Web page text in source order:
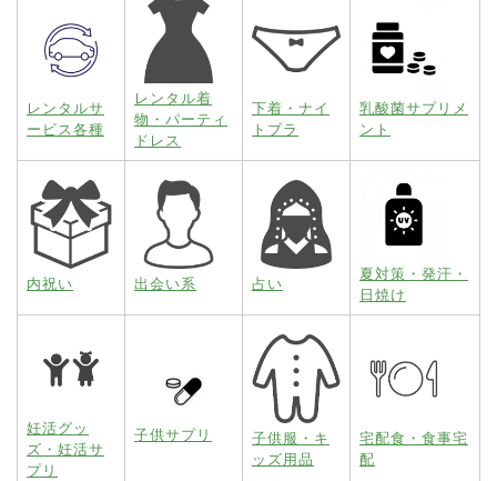
レンタルサ
ービス各種
レンタル着
物・パーティ
ドレス
下着・ナイ
トブラ
乳酸菌サプリメ
ント
内祝い 出会い系 占い
夏対策・発汗・
日焼け
妊活グッ
ズ・妊活サ
プリ
子供サプリ
子供服・キ
ッズ用品
宅配食・食事宅
配